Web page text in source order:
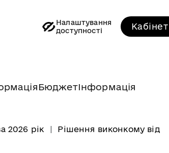
Налаштування
доступності
Кабінет
БюджетІнформація
2026 рік Рішення виконкому від